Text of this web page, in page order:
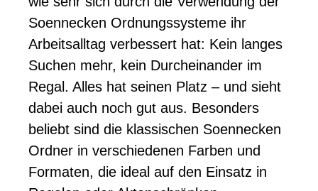
Soennecken Ordnungssysteme ihr
Arbeitsalltag verbessert hat: Kein langes
Suchen mehr, kein Durcheinander im
Regal. Alles hat seinen Platz – und sieht
dabei auch noch gut aus. Besonders
beliebt sind die klassischen Soennecken
Ordner in verschiedenen Farben und
Formaten, die ideal auf den Einsatz in